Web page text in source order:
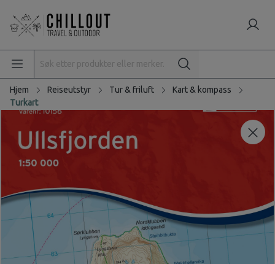
Hjem Reiseutstyr Tur & friluft
Kart & kompass
Turkart